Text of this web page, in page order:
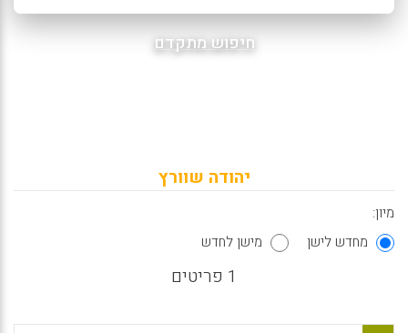
חיפוש מתקדם
יהודה שוורץ
מיון:
מחדש לישן
מישן לחדש
1 פריטים